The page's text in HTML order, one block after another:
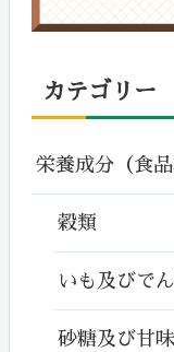
カテゴリー
栄養成分（食品
穀類
いも及びで
砂糖及び甘